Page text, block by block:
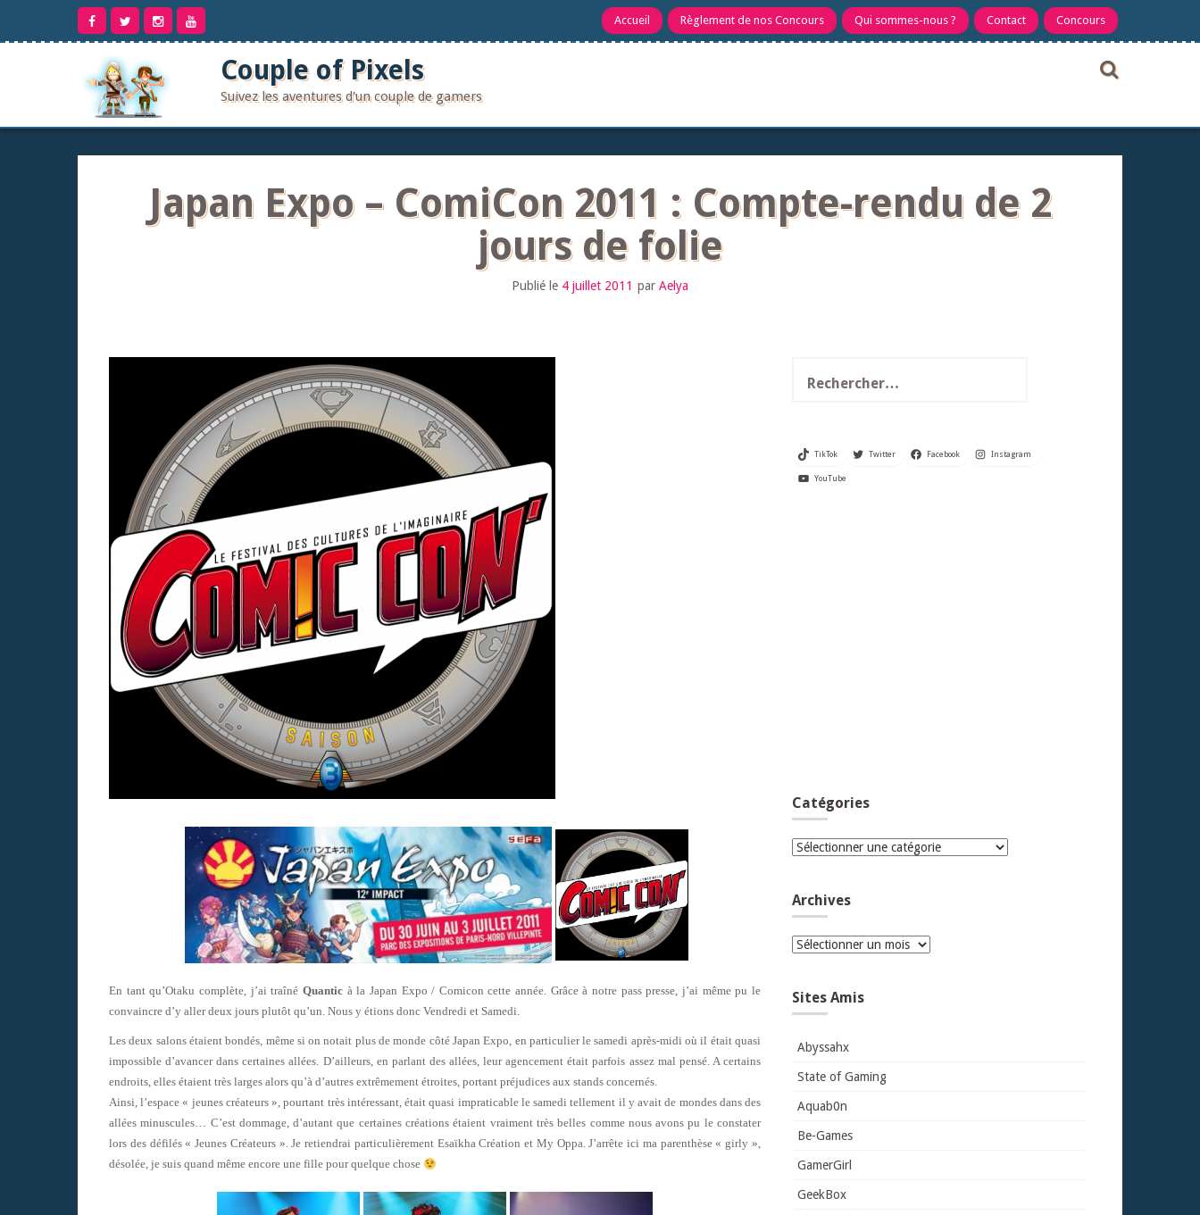
contenu
Accueil Règlement de nos Concours Qui sommes-nous ? Contact Concours
Couple of Pixels
Suivez les aventures d'un couple de gamers
Japan Expo – ComiCon 2011 : Compte-rendu de 2
jours de folie
Publié le 4 juillet 2011 par Aelya
En tant qu’Otaku complète, j’ai traîné Quanticà la Japan Expo / Comicon cette année. Grâce à notre pass presse, j’ai même pu le
convaincre d’y aller deux jours plutôt qu’un. Nous y étions donc Vendredi et Samedi.
Les deux salons étaient bondés, même si on notait plus de monde côté Japan Expo, en particulier le samedi après-midi où il était quasi
impossible d’avancer dans certaines allées. D’ailleurs, en parlant des allées, leur agencement était parfois assez mal pensé. A certains
endroits, elles étaient très larges alors qu’à d’autres extrêmement étroites, portant préjudices aux stands concernés.
Ainsi, l’espace « jeunes créateurs », pourtant très intéressant, était quasi impraticable le samedi tellement il y avait de mondes dans des
allées minuscules… C’est dommage, d’autant que certaines créations étaient vraiment très belles comme nous avons pu le constater
lors des défilés « Jeunes Créateurs ». Je retiendrai particulièrement Esaïkha Création et My Oppa. J’arrête ici ma parenthèse « girly »,
désolée, je suis quand même encore une fille pour quelque chose
TikTok Twitter Facebook Instagram
YouTube
Catégories
Catégories
Archives
Archives
Sites Amis
Abyssahx
State of Gaming
Aquab0n
Be-Games
GamerGirl
GeekBox